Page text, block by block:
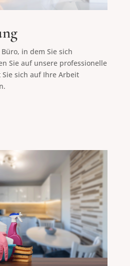
in dem Sie sich
Sie auf unsere professionelle
sich auf Ihre Arbeit